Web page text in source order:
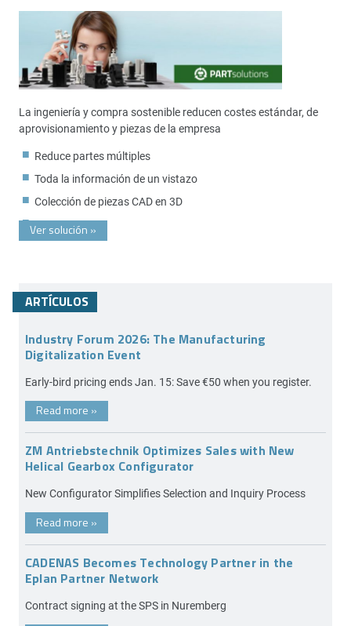
La ingeniería y compra sostenible reducen costes estándar, de
aprovisionamiento y piezas de la empresa
Reduce partes múltiples
Toda la información de un vistazo
Colección de piezas CAD en 3D
Ver solución »
ARTÍCULOS
Industry Forum 2026: The Manufacturing
Digitalization Event
Early-bird pricing ends Jan. 15: Save €50 when you register.
Read more »
ZM Antriebstechnik Optimizes Sales with New
Helical Gearbox Configurator
New Configurator Simplifies Selection and Inquiry Process
Read more »
CADENAS Becomes Technology Partner in the
Eplan Partner Network
Contract signing at the SPS in Nuremberg